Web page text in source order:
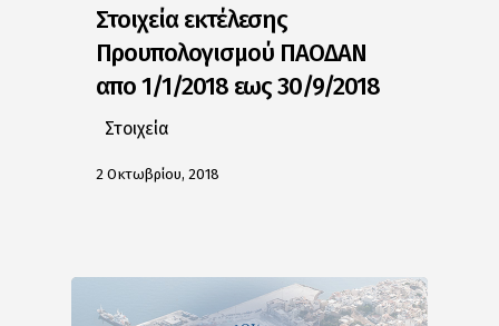
Στοιχεία εκτέλεσης
Προυπολογισμού ΠΑΟΔΑΝ
απο 1/1/2018 εως 30/9/2018
Στοιχεία
2 Οκτωβρίου, 2018